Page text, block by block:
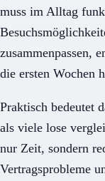
muss im Alltag
zusammenpassen,
die ersten Wochen
Praktisch bedeutet
als viele lose
nur Zeit, sondern
Vertragsprobleme